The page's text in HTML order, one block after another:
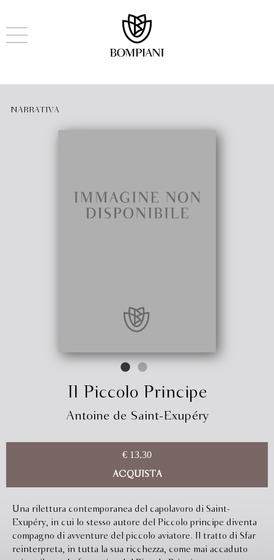
NARRATIVA
Il Piccolo Principe
Antoine de Saint-Exupéry
€ 13.30
ACQUISTA
Una rilettura contemporanea del capolavoro di Saint-
Exupéry, in cui lo stesso autore del Piccolo principe diventa
compagno di avventure del piccolo aviatore. Il tratto di Sfar
reinterpreta, in tutta la sua ricchezza, come mai accaduto